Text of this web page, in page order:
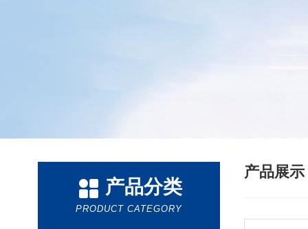
产品分类
PRODUCT CATEGORY
产品展示